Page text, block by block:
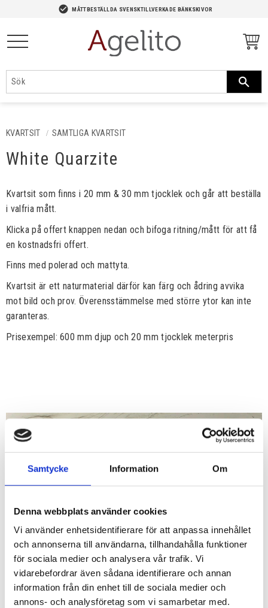
Samtycke Information Om
Denna webbplats använder cookies
Vi använder enhetsidentifierare för att anpassa innehållet
och annonserna till användarna, tillhandahålla funktioner
för sociala medier och analysera vår trafik. Vi
vidarebefordrar även sådana identifierare och annan
information från din enhet till de sociala medier och
annons- och analysföretag som vi samarbetar med.
check_circle MÅTTBESTÄLLDA SVENSKTILLVERKADE BÄNKSKIVOR
KVARTSIT SAMTLIGA KVARTSIT
White Quarzite
Kvartsit som finns i 20 mm & 30 mm tjocklek och går att beställa
i valfria mått.
Klicka på offert knappen nedan och bifoga ritning/mått för att få
en kostnadsfri offert.
Finns med polerad och mattyta.
Kvartsit är ett naturmaterial därför kan färg och ådring avvika
mot bild och prov. Överensstämmelse med större ytor kan inte
garanteras.
Prisexempel: 600 mm djup och 20 mm tjocklek meterpris